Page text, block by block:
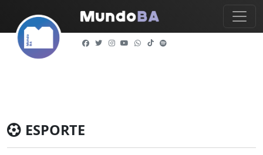
ESPORTE